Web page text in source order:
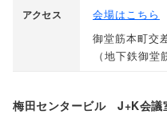
アクセス
会場はこちら
御堂筋本町交
（地下鉄御堂
梅田センタービル J+K会議